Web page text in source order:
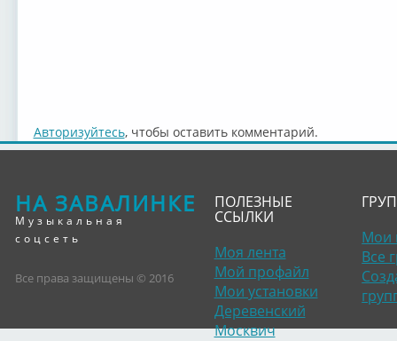
Авторизуйтесь, чтобы оставить комментарий.
НА ЗАВАЛИНКЕ
Музыкальная
соцсеть
Все права защищены © 2016
ПОЛЕЗНЫЕ
ССЫЛКИ
Моя лента
Мой профайл
Мои установки
Деревенский
Москвич
Мои
Все